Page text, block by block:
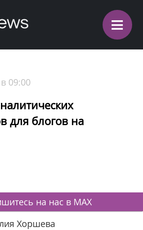
≡
в 09:00
для блогов на
на нас в MAX
Хоршева